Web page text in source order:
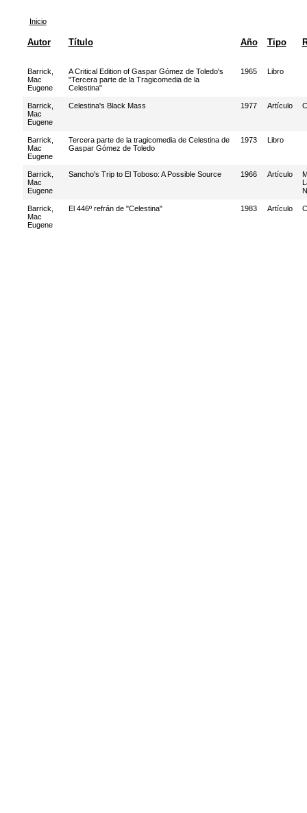
Inicio
Autor Título Año Tipo
Barrick,
Mac
Eugene
A Critical Edition of Gaspar Gómez de Toledo's
"Tercera parte de la Tragicomedia de la
Celestina"
1965 Libro
Barrick,
Mac
Eugene
Celestina's Black Mass 1977 Artículo
Barrick,
Mac
Eugene
Tercera parte de la tragicomedia de Celestina de
Gaspar Gómez de Toledo
1973 Libro
Barrick,
Mac
Eugene
Sancho's Trip to El Toboso: A Possible Source 1966 Artículo
Barrick,
Mac
Eugene
El 446º refrán de "Celestina" 1983 Artículo